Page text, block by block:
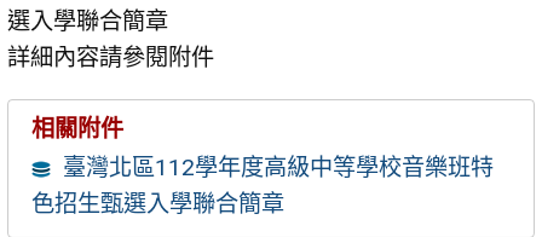
選入學聯合簡章
詳細內容請參閱附件
相關附件
臺灣北區112學年度高級中等學校音樂班特
色招生甄選入學聯合簡章